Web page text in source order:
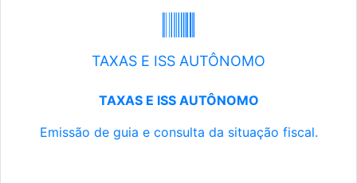
TAXAS E ISS AUTÔNOMO
TAXAS E ISS AUTÔNOMO
Emissão de guia e consulta da situação fiscal.